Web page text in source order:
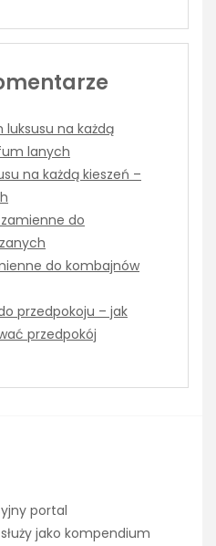
luksusu na każdą
lanych
na każdą kieszeń –
do
do kombajnów
przedpokoju – jak
przedpokój
portal
jako kompendium